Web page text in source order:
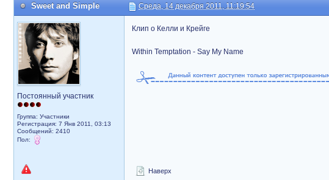
Sweet and Simple Среда, 14 декабря 2011, 11:19:54
Постоянный участник
Группа: Участники
Регистрация: 7 Янв 2011, 03:13
Сообщений: 2410
Пол:
Клип о Келли и Крейге
Within Temptation - Say My Name
Наверх